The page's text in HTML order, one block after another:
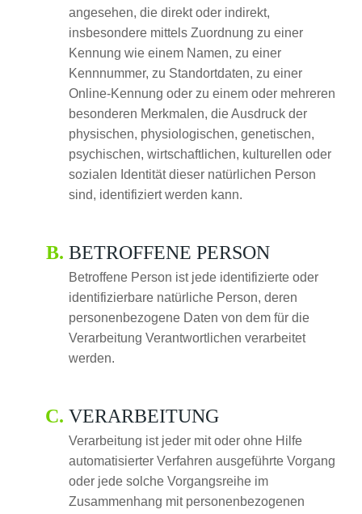
angesehen, die direkt oder indirekt,
insbesondere mittels Zuordnung zu einer
Kennung wie einem Namen, zu einer
Kennnummer, zu Standortdaten, zu einer
Online-Kennung oder zu einem oder mehreren
besonderen Merkmalen, die Ausdruck der
physischen, physiologischen, genetischen,
psychischen, wirtschaftlichen, kulturellen oder
sozialen Identität dieser natürlichen Person
sind, identifiziert werden kann.
BETROFFENE PERSON
Betroffene Person ist jede identifizierte oder
identifizierbare natürliche Person, deren
personenbezogene Daten von dem für die
Verarbeitung Verantwortlichen verarbeitet
werden.
VERARBEITUNG
Verarbeitung ist jeder mit oder ohne Hilfe
automatisierter Verfahren ausgeführte Vorgang
oder jede solche Vorgangsreihe im
Zusammenhang mit personenbezogenen